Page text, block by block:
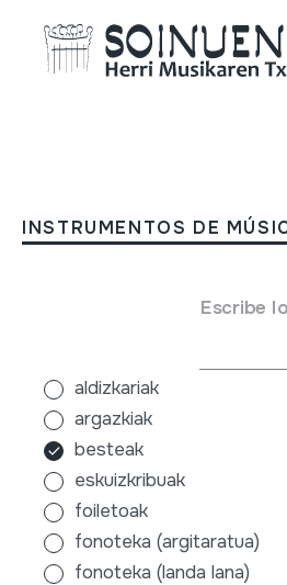
INSTRUMENTOS DE
Escribe
Filtros
Tipo de colección
aldizkariak
argazkiak
besteak
eskuizkribuak
foiletoak
fonoteka (argitaratua)
fonoteka (landa lana)